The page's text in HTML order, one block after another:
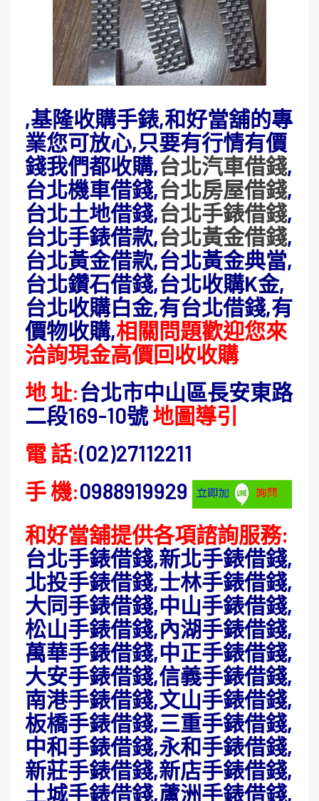
,基隆收購手錶,和好當舖的專
業您可放心,只要有行情有價
錢我們都收購,台北汽車借錢,
台北機車借錢,台北房屋借錢,
台北土地借錢,台北手錶借錢,
台北手錶借款,台北黃金借錢,
台北黃金借款,台北黃金典當,
台北鑽石借錢,台北收購K金,
台北收購白金,有台北借錢,有
價物收購,相關問題歡迎您來
洽詢現金高價回收收購
地 址:台北市中山區長安東路
二段169-10號地圖導引
電 話:(02)27112211
手 機:0988919929
和好當舖提供各項諮詢服務:
台北手錶借錢,新北手錶借錢,
北投手錶借錢,士林手錶借錢,
大同手錶借錢,中山手錶借錢,
松山手錶借錢,內湖手錶借錢,
萬華手錶借錢,中正手錶借錢,
大安手錶借錢,信義手錶借錢,
南港手錶借錢,文山手錶借錢,
板橋手錶借錢,三重手錶借錢,
中和手錶借錢,永和手錶借錢,
新莊手錶借錢,新店手錶借錢,
土城手錶借錢,蘆洲手錶借錢,